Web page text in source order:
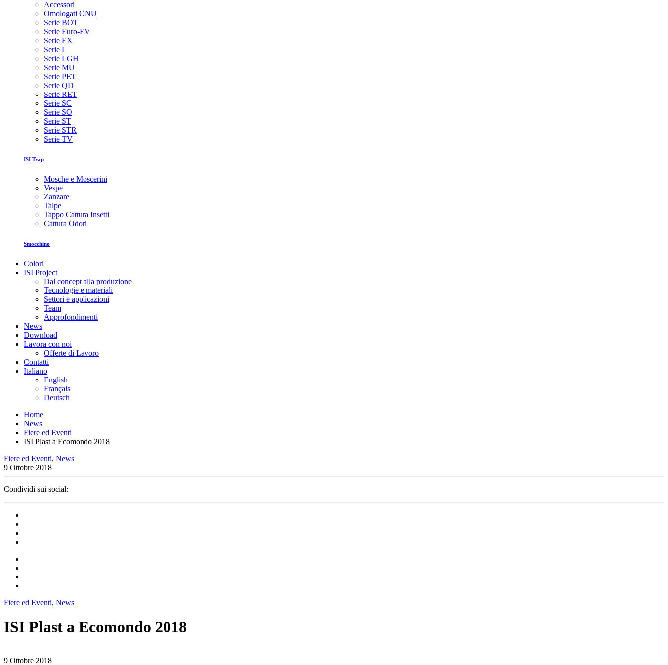
Accessori
Omologati ONU
Serie BOT
Serie Euro-EV
Serie EX
Serie L
Serie LGH
Serie MU
Serie PET
Serie QD
Serie RET
Serie SC
Serie SO
Serie ST
Serie STR
Serie TV
ISI Trap
Mosche e Moscerini
Vespe
Zanzare
Talpe
Tappo Cattura Insetti
Cattura Odori
Smocchino
Colori
ISI Project
Dal concept alla produzione
Tecnologie e materiali
Settori e applicazioni
Team
Approfondimenti
News
Download
Lavora con noi
Offerte di Lavoro
Contatti
Italiano
English
Français
Deutsch
Home
News
Fiere ed Eventi
ISI Plast a Ecomondo 2018
Fiere ed Eventi, News
9 Ottobre 2018
Condividi sui social:
Fiere ed Eventi, News
ISI Plast a Ecomondo 2018
9 Ottobre 2018